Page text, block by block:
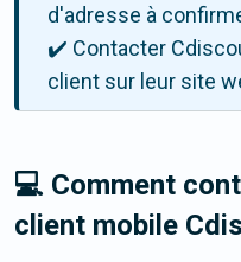
d'adresse à
✔️ Contacter
client sur leur site
💻 Comment
client mobile